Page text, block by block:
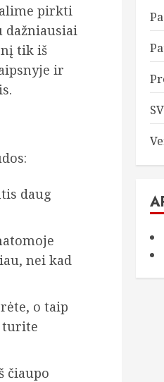
pirkti
dažniausiai
tik iš
ir
daug
nei kad
o taip
turite
čiaupo